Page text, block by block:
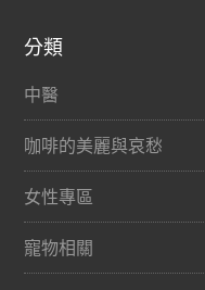
分類
中醫
咖啡的美麗與哀愁
女性專區
寵物相關